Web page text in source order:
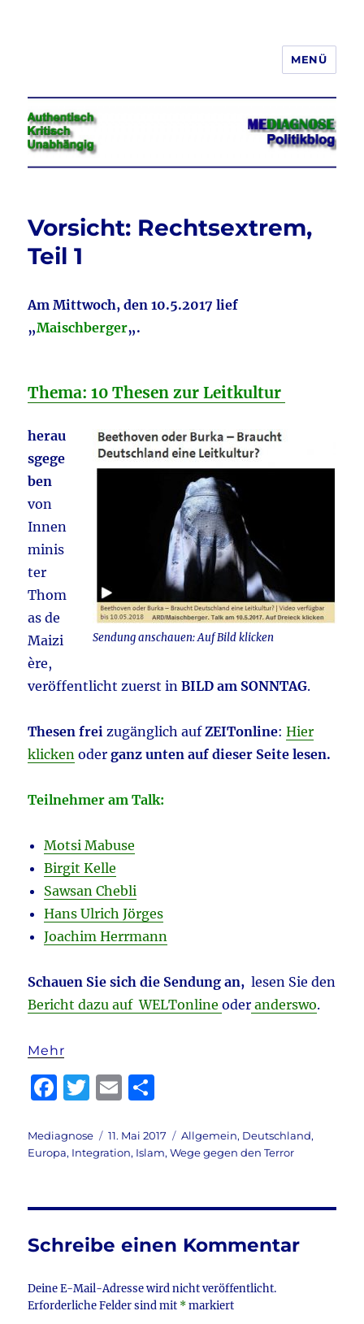
Jeder hat das Recht, seine
Meinung in Wort, Schrift und Bild
frei zu äußern und zu verbreiten
MENÜ
Vorsicht: Rechtsextrem,
Teil 1
Am Mittwoch, den 10.5.2017 lief
„Maischberger„.
Thema: 10 Thesen zur Leitkultur
Sendung anschauen: Auf Bild klicken
herau
sgege
ben
von
Innen
minis
ter
Thom
as de
Maizi
ère,
veröffentlicht zuerst inBILD am SONNTAG.
Thesen frei zugänglich aufZEITonline:Hier
klicken oderganz unten auf dieser Seite lesen.
Teilnehmer am Talk:
Motsi Mabuse
Birgit Kelle
Sawsan Chebli
Hans Ulrich Jörges
Joachim Herrmann
Schauen Sie sich die Sendung an, lesen Sie den
Bericht dazu auf WELTonlineoder anderswo.
Mehr
F
c
e
o
o
T
it
te
E
ai
l
le
n
Autor
Mediagnose
Veröffentlicht
am
11. Mai 2017 Kategorien
Allgemein, Deutschland,
Europa, Integration, Islam,Wege gegen den Terror
Schreibe einen Kommentar
Deine E-Mail-Adresse wird nicht veröffentlicht.
Erforderliche Felder sind mit *markiert